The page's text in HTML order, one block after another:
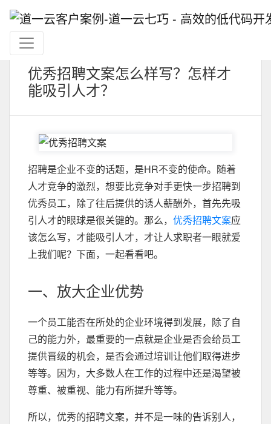
优秀招聘文案怎么样写？怎样才
能吸引人才？
招聘是企业不变的话题，是HR不变的使命。随着
人才竞争的激烈，想要比竞争对手更快一步招聘到
优秀员工，除了往后提供的诱人薪酬外，首先先吸
引人才的眼球是很关键的。那么， 优秀招聘文案应
该怎么写，才能吸引人才，才让人求职者一眼就爱
上我们呢？下面，一起看看吧。
一、放大企业优势
一个员工能否在所处的企业环境得到发展，除了自
己的能力外，最重要的一点就是企业是否会给员工
提供晋级的机会，是否会通过培训让他们取得进步
等等。因为，大多数人在工作的过程中还是渴望被
尊重、被重视、能力有所提升等等。
所以，优秀的招聘文案，并不是一味的告诉别人，